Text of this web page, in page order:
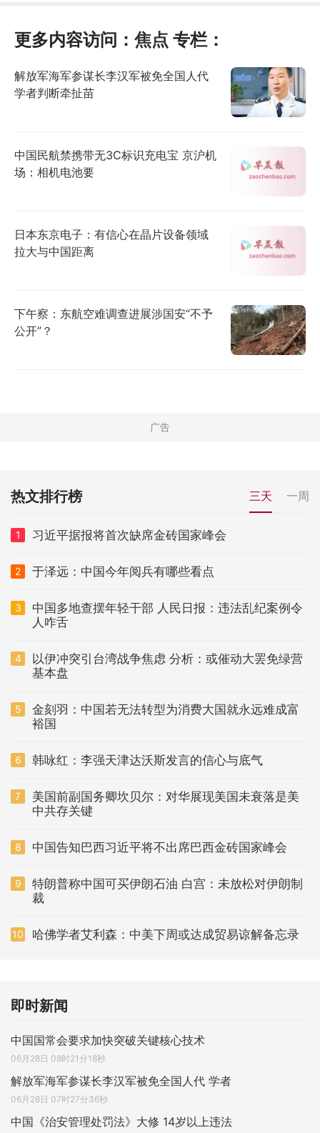
更多内容访问： 焦点 专栏：
解放军海军参谋长李汉军被免全国人代
学者判断牵扯苗
中国民航禁携带无3C标识充电宝 京沪机
场：相机电池要
日本东京电子：有信心在晶片设备领域
拉大与中国距离
下午察：东航空难调查进展涉国安“不予
公开”？
热文排行榜 三天 一周
1 习近平据报将首次缺席金砖国家峰会
2 于泽远：中国今年阅兵有哪些看点
3
中国多地查摆年轻干部 人民日报：违法乱纪案例令
人咋舌
4
以伊冲突引台湾战争焦虑 分析：或催动大罢免绿营
基本盘
5
金刻羽：中国若无法转型为消费大国就永远难成富
裕国
6 韩咏红：李强天津达沃斯发言的信心与底气
7
美国前副国务卿坎贝尔：对华展现美国未衰落是美
中共存关键
8 中国告知巴西习近平将不出席巴西金砖国家峰会
9
特朗普称中国可买伊朗石油 白宫：未放松对伊朗制
裁
10 哈佛学者艾利森：中美下周或达成贸易谅解备忘录
即时新闻
中国国常会要求加快突破关键核心技术
06月28日 08时21分18秒
解放军海军参谋长李汉军被免全国人代 学者
06月28日 07时27分36秒
中国《治安管理处罚法》大修 14岁以上违法